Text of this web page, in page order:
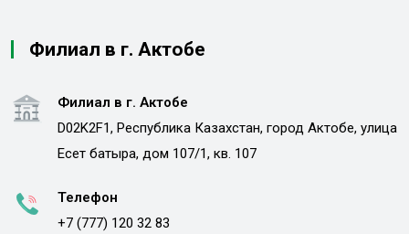
Филиал в г. Актобе
Филиал в г. Актобе
D02K2F1, Республика Казахстан, город Актобе, улица
Есет батыра, дом 107/1, кв. 107
Телефон
+7 (777) 120 32 83